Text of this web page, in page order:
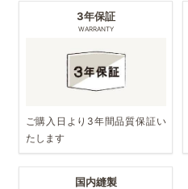
3年保証
WARRANTY
ご購入日より3年間品質保証い
たします
国内縫製